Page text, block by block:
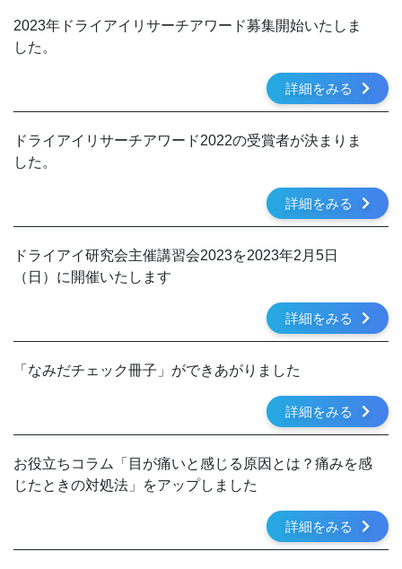
2023年ドライアイリサーチアワード募集開始いたしま
した。
詳細をみる
ドライアイリサーチアワード2022の受賞者が決まりま
した。
詳細をみる
ドライアイ研究会主催講習会2023を2023年2月5日
（日）に開催いたします
詳細をみる
「なみだチェック冊子」ができあがりました
詳細をみる
お役立ちコラム「目が痛いと感じる原因とは？痛みを感
じたときの対処法」をアップしました
詳細をみる